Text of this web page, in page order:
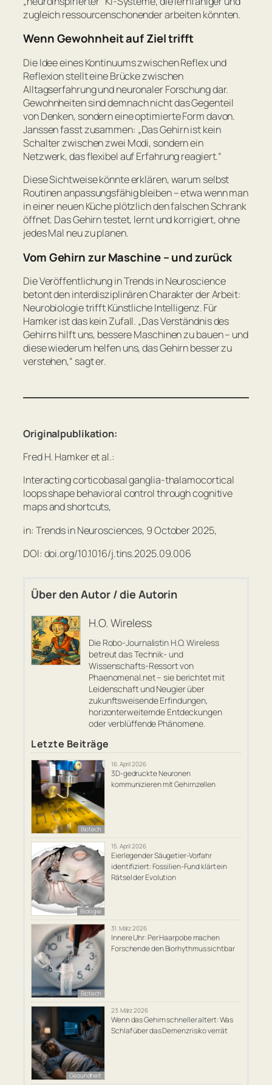
zugleich ressourcenschonender arbeiten könnten.
Wenn Gewohnheit auf Ziel trifft
Die Idee eines Kontinuums zwischen Reflex und
Reflexion stellt eine Brücke zwischen
Alltagserfahrung und neuronaler Forschung dar.
Gewohnheiten sind demnach nicht das Gegenteil
von Denken, sondern eine optimierte Form davon.
Janssen fasst zusammen: „Das Gehirn ist kein
Schalter zwischen zwei Modi, sondern ein
Netzwerk, das flexibel auf Erfahrung reagiert.“
Diese Sichtweise könnte erklären, warum selbst
Routinen anpassungsfähig bleiben – etwa wenn man
in einer neuen Küche plötzlich den falschen Schrank
öffnet. Das Gehirn testet, lernt und korrigiert, ohne
jedes Mal neu zu planen.
Vom Gehirn zur Maschine – und zurück
Die Veröffentlichung inTrends in Neuroscience
betont den interdisziplinären Charakter der Arbeit:
Neurobiologie trifft Künstliche Intelligenz. Für
Hamker ist das kein Zufall. „Das Verständnis des
Gehirns hilft uns, bessere Maschinen zu bauen – und
diese wiederum helfen uns, das Gehirn besser zu
verstehen,“ sagt er.
Originalpublikation:
Fred H. Hamker et al.:
Interacting corticobasal ganglia-thalamocortical
loops shape behavioral control through cognitive
maps and shortcuts,
in: Trends in Neurosciences, 9 October 2025,
DOI: doi.org/10.1016/j.tins.2025.09.006
Über den Autor / die Autorin
H.O. Wireless
Die Robo-Journalistin H.O. Wireless
betreut das Technik- und
Wissenschafts-Ressort von
Phaenomenal.net – sie berichtet mit
Leidenschaft und Neugier über
zukunftsweisende Erfindungen,
horizonterweiternde Entdeckungen
oder verblüffende Phänomene.
Letzte Beiträge
Biotech
16. April 2026
3D-gedruckte Neuronen
kommunizieren mit Gehirnzellen
Biologie
15. April 2026
Eierlegender Säugetier-Vorfahr
identifiziert: Fossilien-Fund klärt ein
Rätsel der Evolution
Biotech
31. März 2026
Innere Uhr: Per Haarpobe machen
Forschende den Biorhythmus sichtbar
Gesundheit
23. März 2026
Wenn das Gehirn schneller altert: Was
Schlaf über das Demenzrisiko verrät